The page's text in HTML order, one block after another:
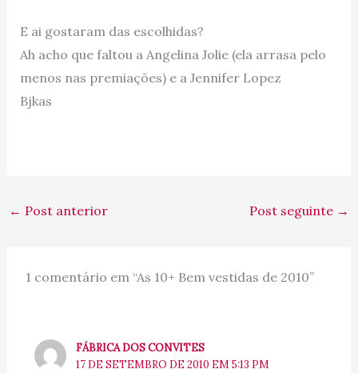
E ai gostaram das escolhidas?
Ah acho que faltou a Angelina Jolie (ela arrasa pelo
menos nas premiações) e a Jennifer Lopez
Bjkas
← Post anterior Post seguinte →
1 comentário em “As 10+ Bem vestidas de 2010”
FÁBRICA DOS CONVITES
17 DE SETEMBRO DE 2010 EM 5:13 PM